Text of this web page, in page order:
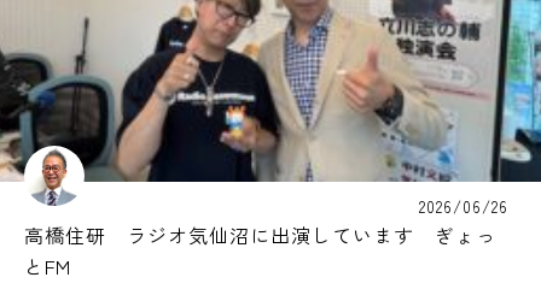
2026/06/26
高橋住研 ラジオ気仙沼に出演しています ぎょっ
とFM